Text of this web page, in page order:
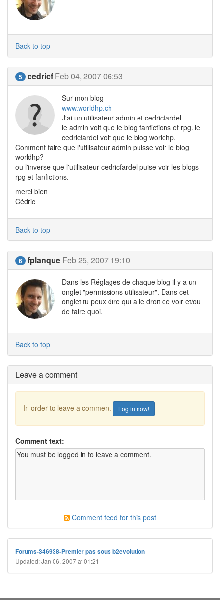
Back to top
5 cedricf Feb 04, 2007 06:53
Sur mon blog
www.worldhp.ch
J'ai un utilisateur admin et cedricfardel.
le admin voit que le blog fanfictions et rpg. le
cedricfardel voit que le blog worldhp.
Comment faire que l'utilisateur admin puisse voir le blog
worldhp?
ou l'inverse que l'utilisateur cedricfardel puise voir les blogs
rpg et fanfictions.
merci bien
Cédric
Back to top
6 fplanque Feb 25, 2007 19:10
Dans les Réglages de chaque blog il y a un
onglet "permissions utilisateur". Dans cet
onglet tu peux dire qui a le droit de voir et/ou
de faire quoi.
Back to top
Leave a comment
In order to leave a comment Log in now!
Comment text:
Comment feed for this post
Forums-346938-Premier pas sous b2evolution
Updated: Jan 06, 2007 at 01:21